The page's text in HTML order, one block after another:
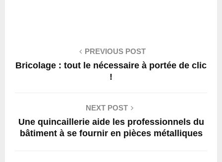
PREVIOUS POST
Bricolage : tout le nécessaire à portée de clic
!
NEXT POST
Une quincaillerie aide les professionnels du
bâtiment à se fournir en pièces métalliques